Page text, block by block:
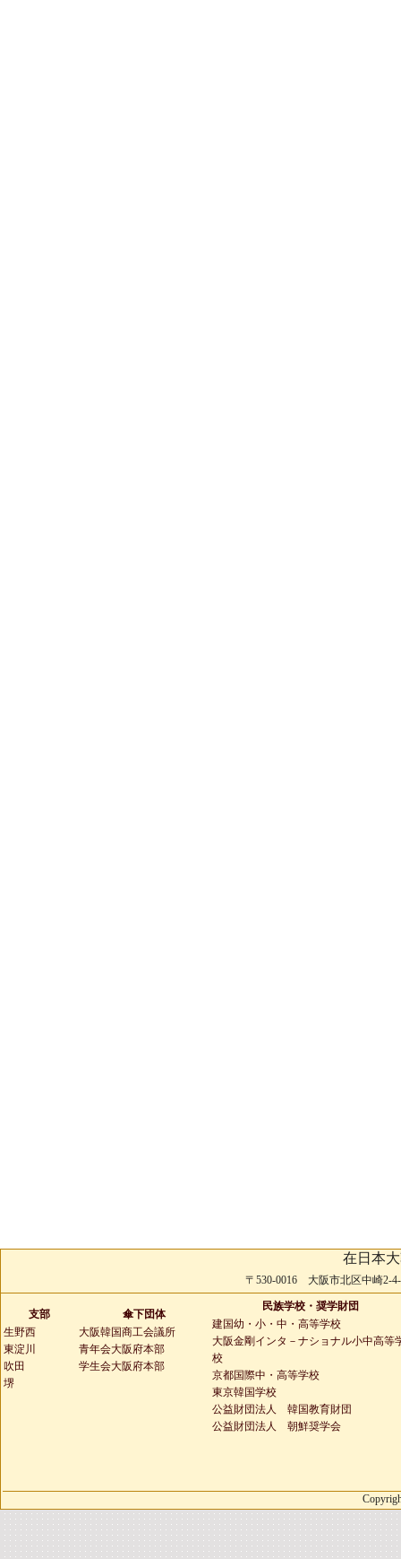
在日本
〒530-0016 大阪市北区中崎2-
支部
生野西
東淀川
吹田
堺
傘下団体
大阪韓国商工会議所
青年会大阪府本部
学生会大阪府本部
民族学校・奨学財団
建国幼・小・中・高等学校
大阪金剛インタ－ナショナル小中高等
校
京都国際中・高等学校
東京韓国学校
公益財団法人 韓国教育財団
公益財団法人 朝鮮奨学会